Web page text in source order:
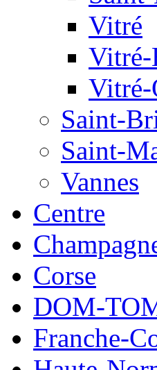
Vitré
Vitré-
Vitré-
Saint-
Saint-
Vannes
Centre
Corse
DOM-
Franche-